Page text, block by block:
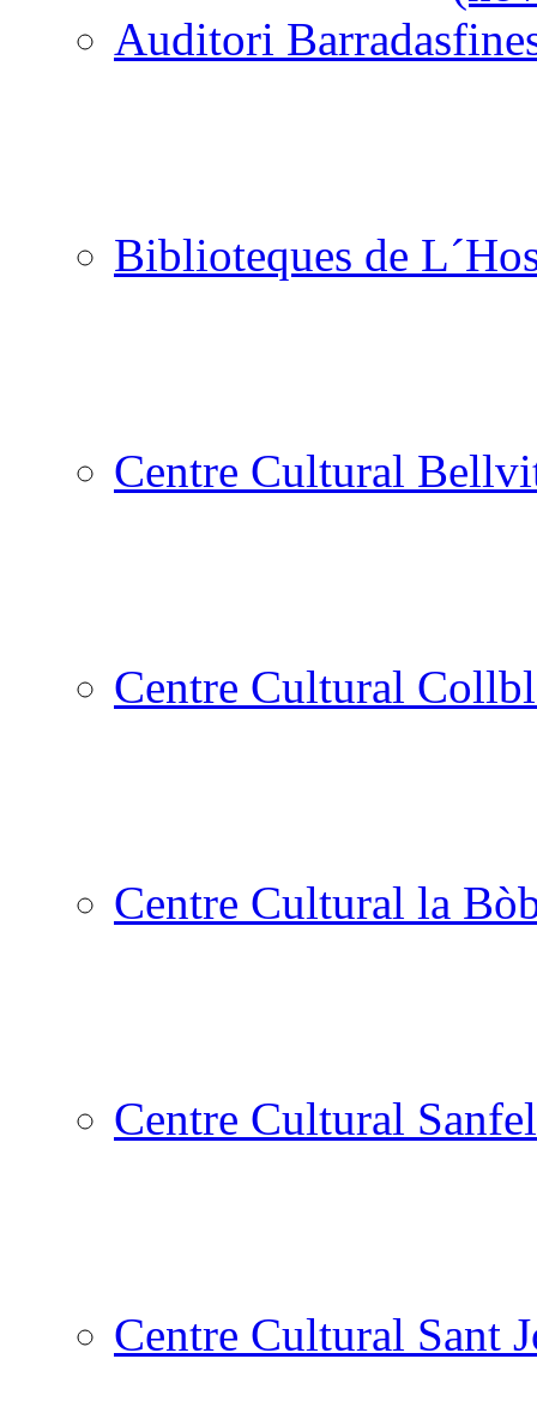
Auditori Barradas
Biblioteques de
Centre Cultural
Centre Cultural
Centre Cultural la
Centre Cultural
Centre Cultural Sant